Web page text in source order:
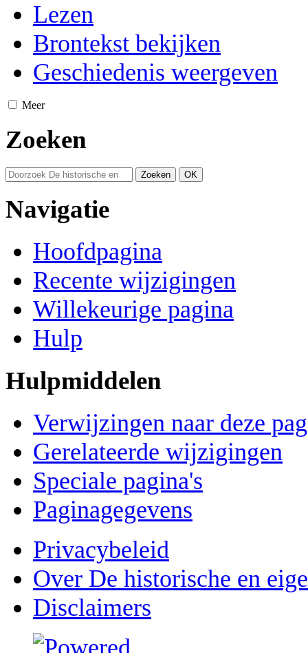
Lezen
Brontekst bekijken
Geschiedenis weergeven
Meer
Zoeken
Navigatie
Hoofdpagina
Recente wijzigingen
Willekeurige pagina
Hulp
Hulpmiddelen
Verwijzingen naar deze
Gerelateerde wijzigingen
Speciale pagina's
Paginagegevens
Privacybeleid
Over De historische en
Disclaimers